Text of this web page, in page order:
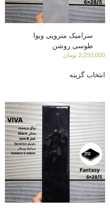
سرامیک مترویی ویوا
طوسی روشن
2,250,000 تومان
انتخاب گزینه